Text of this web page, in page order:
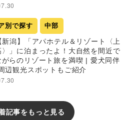
別で探す 中部
新潟】「アパホテル＆リゾート〈上
〉」に泊まったよ！大自然を間近で
がらのリゾート旅を満喫 | 愛犬同伴
辺観光スポットもご紹介
記事をもっと見る